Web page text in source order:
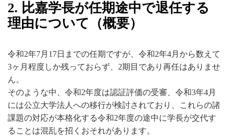
2. 比嘉学長が任期途中で退任する
理由について（概要）
令和2年7月17日までの任期ですが、令和2年4月から数えて
3ヶ月程度しか残っておらず、2期目であり再任はありませ
ん。
そのような中、令和2年度は認証評価の受審、令和3年4月
には公立大学法人への移行が検討されており、これらの諸
課題の対応が本格化する令和2年度の途中に学長が交代す
ることは混乱を招くおそれがあります。